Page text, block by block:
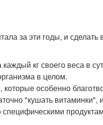
за эти годы, и
кг своего веса в
в целом.
особенно
"кушать витаминки",